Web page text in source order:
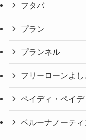
フタバ
プラン
プランネル
フリーローンよし
ペイディ・ペイデ
ベルーナノーティ